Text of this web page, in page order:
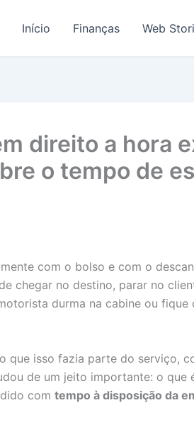
Início Finanças Web
direito a hora
o tempo de
com o bolso e com o
chegar no destino, parar no
durma na cabine ou fique
que isso fazia parte do serviço,
de um jeito importante: o que
com tempo à disposição da